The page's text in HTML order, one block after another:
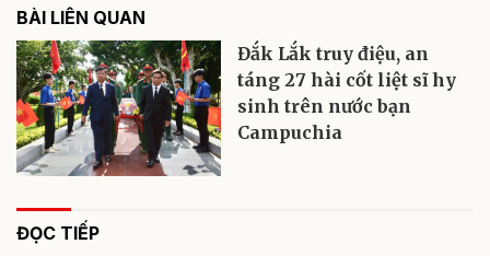
BÀI LIÊN QUAN
Đắk Lắk truy điệu, an
táng 27 hài cốt liệt sĩ hy
sinh trên nước bạn
Campuchia
ĐỌC TIẾP